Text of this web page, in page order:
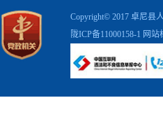
Copyright© 2017 卓尼县
陇ICP备11000158-1 网站